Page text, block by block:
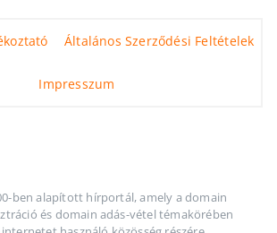
Általános Szerződési Feltételek
Impresszum
ben alapított hírportál, amely a domain
és domain adás-vétel témakörében